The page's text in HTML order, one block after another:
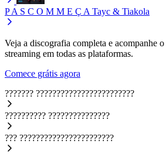
P A S C O M M E Ç A Tayc & Tiakola
Veja a discografia completa e acompanhe
streaming em todas as plataformas.
Comece grátis agora
??????? ????????????????????????
?????????? ???????????????
??? ???????????????????????